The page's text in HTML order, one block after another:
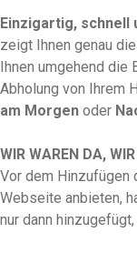
Einzigartig, schnell
zeigt Ihnen genau
Ihnen umgehend die
Abholung von Ihrem
am Morgen oder
WIR WAREN DA,
Vor dem Hinzufügen
Webseite anbieten,
nur dann